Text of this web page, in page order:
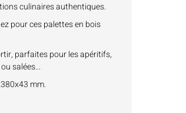
culinaires authentiques.
pour ces palettes en bois
parfaites pour les apéritifs,
salées...
mm.